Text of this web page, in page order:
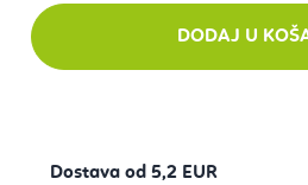
DODAJ U
Dostava od 5,2 EUR